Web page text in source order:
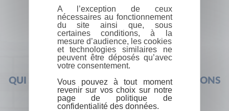
QUI SOMMES-NOUS ? FOIRE AUX QUESTIONS
A l’exception de ceux
nécessaires au fonctionnement
du site ainsi que, sous
certaines conditions, à la
mesure d’audience, les cookies
et technologies similaires ne
peuvent être déposés qu’avec
votre consentement.
Vous pouvez à tout moment
revenir sur vos choix sur notre
page de politique de
confidentialité des données.